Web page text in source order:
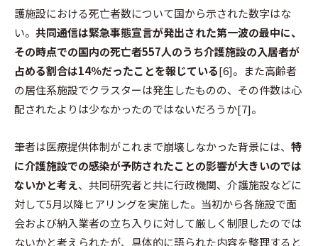
護施設における死亡者数について国から示された数字はな
い。 共同通信は緊急事態宣言が発出された第一波の最中に、
その時点での国内の死亡者557人のうち介護施設の入居者が
占める割合は14％だったことを報じている[6]。また高齢者
の居住系施設でクラスターは発生したものの、その件数は心
配されたよりは少なかったのではないだろうか[7]。
筆者は医療提供体制がこれまで崩壊しなかった背景には、 特
に介護施設での感染が予防されたことの影響が大きいのでは
ないかと考え、共同研究者と共に行政機関、介護施設などに
対して5月以降ヒアリングを実施した。当初から各施設で面
会および納入業者の立ち入りに対して厳しく制限したのでは
ないかと考えられたが、具体的に語られた内容を整理すると